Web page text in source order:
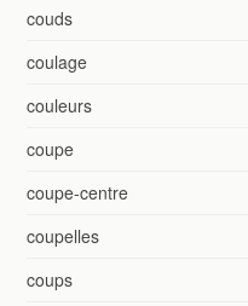
couds
coulage
couleurs
coupe
coupe-centre
coupelles
coups